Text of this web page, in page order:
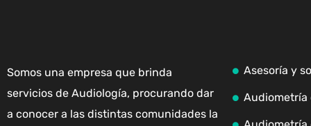
Somos una empresa que brinda
servicios de Audiología, procurando dar
a conocer a las distintas comunidades la
Asesoría y
Audiometría